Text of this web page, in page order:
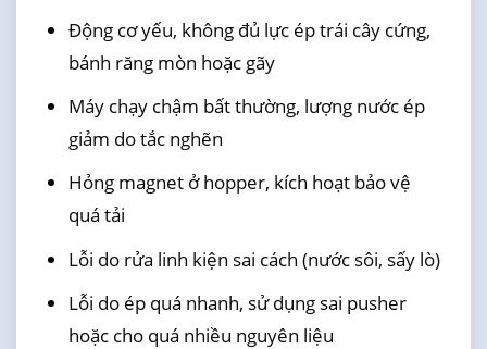
Động cơ yếu, không đủ lực ép trái cây cứng,
bánh răng mòn hoặc gãy
Máy chạy chậm bất thường, lượng nước ép
giảm do tắc nghẽn
Hỏng magnet ở hopper, kích hoạt bảo vệ
quá tải
Lỗi do rửa linh kiện sai cách (nước sôi, sấy lò)
Lỗi do ép quá nhanh, sử dụng sai pusher
hoặc cho quá nhiều nguyên liệu